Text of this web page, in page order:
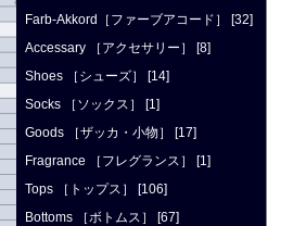
Farb-Akkord［ファーブアコード］ [32]
Accessary ［アクセサリー］ [8]
Shoes ［シューズ］ [14]
Socks ［ソックス］ [1]
Goods ［ザッカ・小物］ [17]
Fragrance ［フレグランス］ [1]
Tops ［トップス］ [106]
Bottoms ［ボトムス］ [67]